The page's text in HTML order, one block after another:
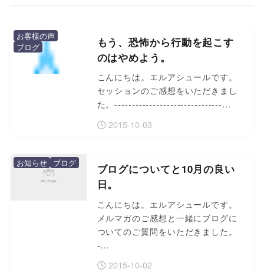
もう、恐怖から行動を起こす
のはやめよう。
こんにちは。エルアシュールです。
セッションのご感想をいただきまし
た。-------------------------------…
2015-10-03
お客様の声
ブログ
ブログについてと10月の良い
日。
こんにちは。エルアシュールです。
メルマガのご感想と一緒にブログに
ついてのご質問をいただきました。
-…
2015-10-02
お知らせ ブログ